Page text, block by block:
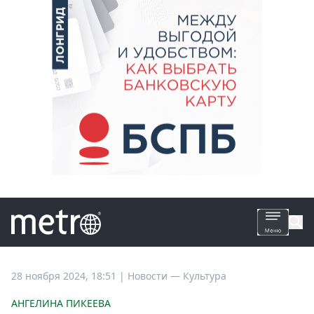
Все
28 ноября 2024, 18:51 | Новости — Культура
АНГЕЛИНА ПИКЕЕВА